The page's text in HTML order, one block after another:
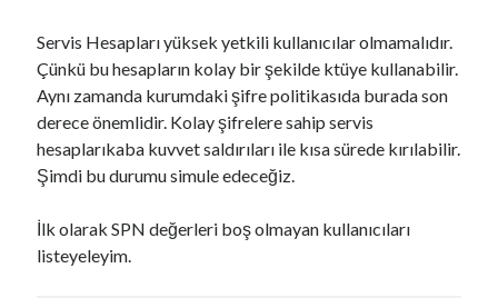
Bana Kolaylık Olsun
AWS Pentesting Cheat Sheet
Active Directory Cheat Sheet
Wireless Penetration Testing Cheat Sheet
Zafiyetli Makine Serisi
HackTricks
Binary Exploitation Notes
Free Password Hash Cracker
MSFVenom - CheatSheet
OSCP cheat sheet
Servis Hesapları yüksek yetkili kullanıcılar olmamalıdır.
Çünkü bu hesapların kolay bir şekilde ktüye kullanabilir.
Aynı zamanda kurumdaki şifre politikasıda burada son
derece önemlidir. Kolay şifrelere sahip servis
hesaplarıkaba kuvvet saldırıları ile kısa sürede kırılabilir.
Şimdi bu durumu simule edeceğiz.
İlk olarak SPN değerleri boş olmayan kullanıcıları
listeyeleyim.